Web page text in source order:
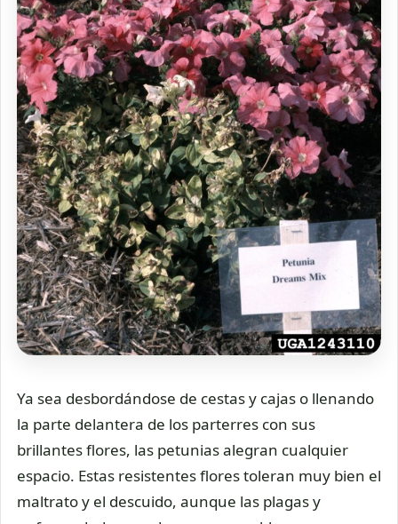
Ya sea desbordándose de cestas y cajas o llenando
la parte delantera de los parterres con sus
brillantes flores, las petunias alegran cualquier
espacio. Estas resistentes flores toleran muy bien el
maltrato y el descuido, aunque las plagas y